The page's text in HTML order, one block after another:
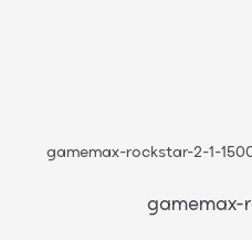
gamemax-rockstar-2-1-
gamemax-